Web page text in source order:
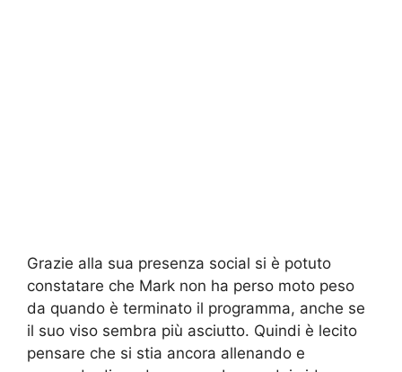
Grazie alla sua presenza social si è potuto
constatare che Mark non ha perso moto peso
da quando è terminato il programma, anche se
il suo viso sembra più asciutto. Quindi è lecito
pensare che si stia ancora allenando e